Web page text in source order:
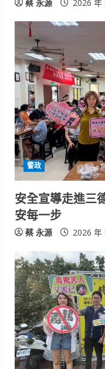
蔡 永源 2026 年
警政
安全宣導走進三
安每一步
蔡 永源 2026 年